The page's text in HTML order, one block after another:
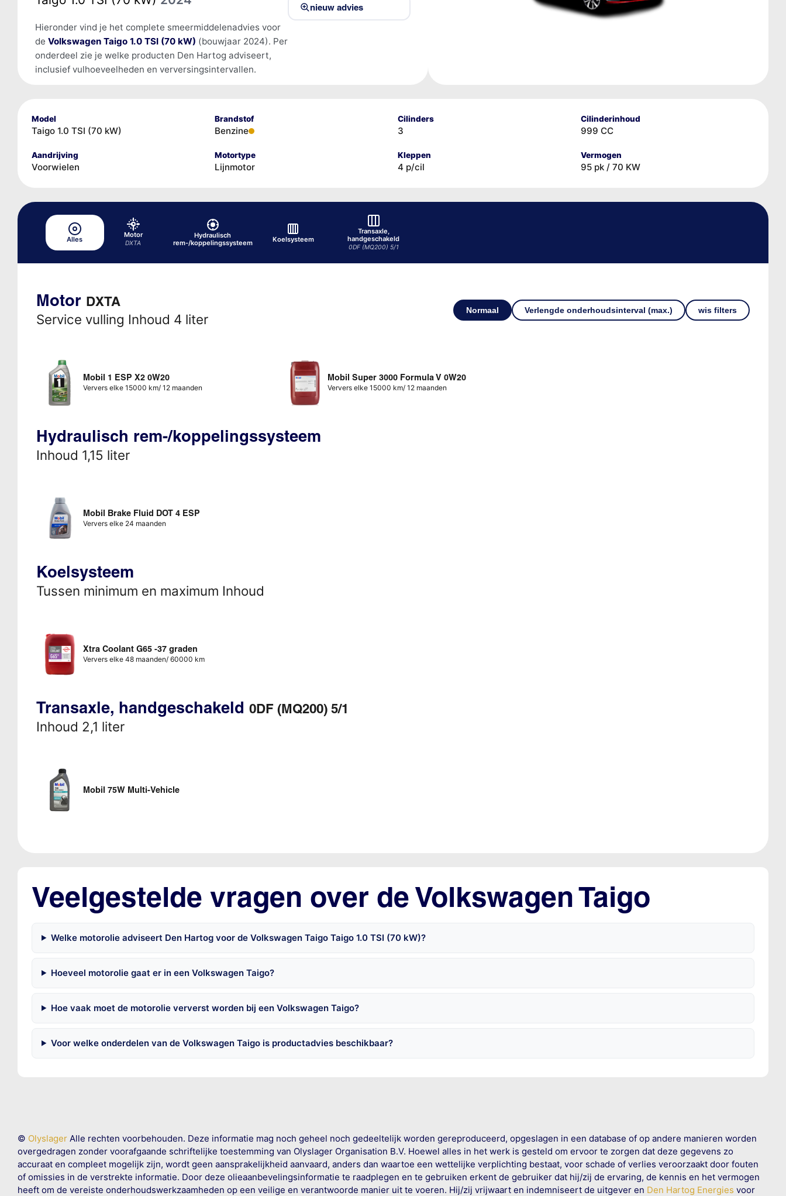
Hieronder vind je het complete smeermiddelenadvies voor
de Volkswagen Taigo 1.0 TSI (70 kW) (bouwjaar 2024). Per
onderdeel zie je welke producten Den Hartog adviseert,
inclusief vulhoeveelheden en verversingsintervallen.
nieuw advies
Model
Taigo 1.0 TSI (70 kW)
Brandstof
Benzine
Cilinders
3
Cilinderinhoud
999 CC
Aandrijving
Voorwielen
Motortype
Lijnmotor
Kleppen
4 p/cil
Vermogen
95 pk / 70 KW
Alles
Motor
DXTA
Hydraulisch
rem-/koppelingssysteem
Koelsysteem
Transaxle,
handgeschakeld
0DF (MQ200) 5/1
Motor DXTA
Service vulling Inhoud 4 liter
Normaal Verlengde onderhoudsinterval (max.) wis filters
Mobil 1 ESP X2 0W20
Ververs elke 15000 km/ 12 maanden
Mobil Super 3000 Formula V 0W20
Ververs elke 15000 km/ 12 maanden
Hydraulisch rem-/koppelingssysteem
Inhoud 1,15 liter
Mobil Brake Fluid DOT 4 ESP
Ververs elke 24 maanden
Koelsysteem
Tussen minimum en maximum Inhoud
Xtra Coolant G65 -37 graden
Ververs elke 48 maanden/ 60000 km
Transaxle, handgeschakeld 0DF (MQ200) 5/1
Inhoud 2,1 liter
Mobil 75W Multi-Vehicle
Veelgestelde vragen over de Volkswagen Taigo
Welke motorolie adviseert Den Hartog voor de Volkswagen Taigo Taigo 1.0 TSI (70 kW)?
Hoeveel motorolie gaat er in een Volkswagen Taigo?
Hoe vaak moet de motorolie ververst worden bij een Volkswagen Taigo?
Voor welke onderdelen van de Volkswagen Taigo is productadvies beschikbaar?
© OlyslagerAlle rechten voorbehouden. Deze informatie mag noch geheel noch gedeeltelijk worden gereproduceerd, opgeslagen in een database of op andere manieren worden
overgedragen zonder voorafgaande schriftelijke toestemming van Olyslager Organisation B.V. Hoewel alles in het werk is gesteld om ervoor te zorgen dat deze gegevens zo
accuraat en compleet mogelijk zijn, wordt geen aansprakelijkheid aanvaard, anders dan waartoe een wettelijke verplichting bestaat, voor schade of verlies veroorzaakt door fouten
of omissies in de verstrekte informatie. Door deze olieaanbevelingsinformatie te raadplegen en te gebruiken erkent de gebruiker dat hij/zij de ervaring, de kennis en het vermogen
heeft om de vereiste onderhoudswerkzaamheden op een veilige en verantwoorde manier uit te voeren. Hij/zij vrijwaart en indemniseert de uitgever en Den Hartog Energies voor